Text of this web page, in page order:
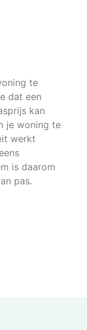
te
dat een
kan
je woning te
werkt
is daarom
pas.